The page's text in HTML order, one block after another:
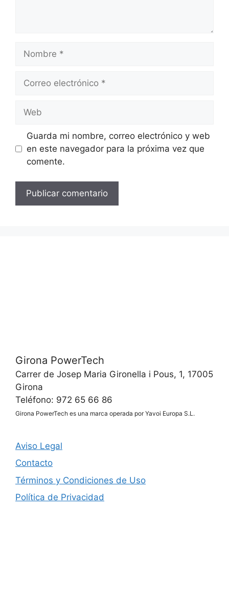
Nombre
Correo
Web
Guarda mi nombre, correo electrónico y web
en este navegador para la próxima vez que
comente.
Girona PowerTech
Carrer de Josep Maria Gironella i Pous, 1, 17005
Girona
Teléfono: 972 65 66 86
Girona PowerTech es una marca operada por Yavoi Europa S.L.
Aviso Legal
Contacto
Términos y Condiciones de Uso
Política de Privacidad